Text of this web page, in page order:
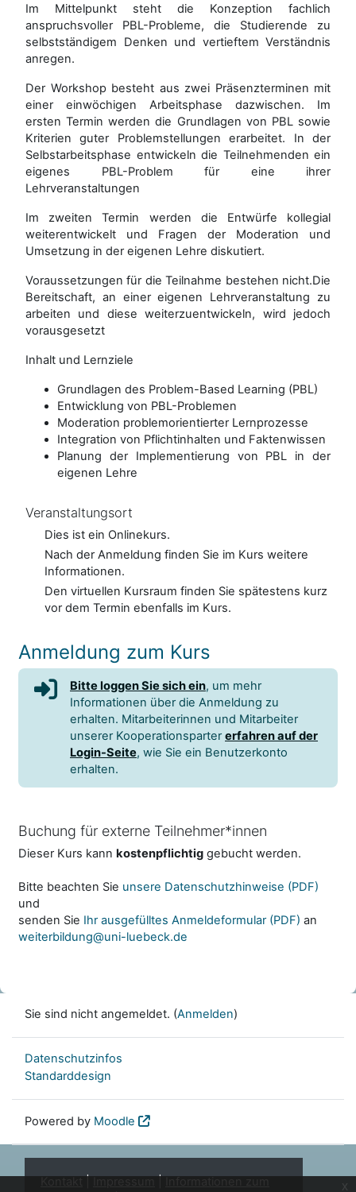
x
Im Mittelpunkt steht die Konzeption fachlich
anspruchsvoller PBL-Probleme, die Studierende zu
selbstständigem Denken und vertieftem Verständnis
anregen.
Der Workshop besteht aus zwei Präsenzterminen mit
einer einwöchigen Arbeitsphase dazwischen. Im
ersten Termin werden die Grundlagen von PBL sowie
Kriterien guter Problemstellungen erarbeitet. In der
Selbstarbeitsphase entwickeln die Teilnehmenden ein
eigenes PBL-Problem für eine ihrer
Lehrveranstaltungen
Im zweiten Termin werden die Entwürfe kollegial
weiterentwickelt und Fragen der Moderation und
Umsetzung in der eigenen Lehre diskutiert.
Voraussetzungen für die Teilnahme bestehen nicht.Die
Bereitschaft, an einer eigenen Lehrveranstaltung zu
arbeiten und diese weiterzuentwickeln, wird jedoch
vorausgesetzt
Inhalt und Lernziele
Grundlagen des Problem-Based Learning (PBL)
Entwicklung von PBL-Problemen
Moderation problemorientierter Lernprozesse
Integration von Pflichtinhalten und Faktenwissen
Planung der Implementierung von PBL in der
eigenen Lehre
Veranstaltungsort
Dies ist ein Onlinekurs.
Nach der Anmeldung finden Sie im Kurs weitere
Informationen.
Den virtuellen Kursraum finden Sie spätestens kurz
vor dem Termin ebenfalls im Kurs.
Anmeldung zum Kurs
Bitte loggen Sie sich ein, um mehr
Informationen über die Anmeldung zu
erhalten. Mitarbeiterinnen und Mitarbeiter
unserer Kooperationsparter erfahren auf der
Login-Seite, wie Sie ein Benutzerkonto
erhalten.
Buchung für externe Teilnehmer*innen
Dieser Kurs kann kostenpflichtig gebucht werden.
Bitte beachten Sie unsere Datenschutzhinweise (PDF)
und
senden Sie Ihr ausgefülltes Anmeldeformular (PDF) an
weiterbildung@uni-luebeck.de
Sie sind nicht angemeldet. (Anmelden)
Datenschutzinfos
Standarddesign
Powered by Moodle